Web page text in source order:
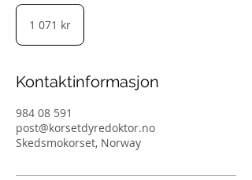
1 071
kroner1 071 kr
Kontaktinformasjon
984 08 591
post@korsetdyredoktor.no
Skedsmokorset, Norway